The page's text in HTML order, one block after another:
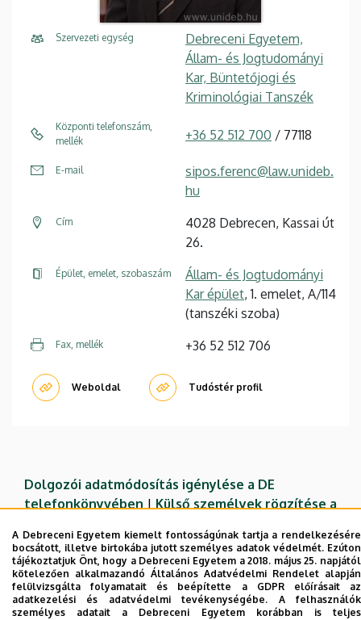
Szervezeti egység
Debreceni Egyetem,
Állam- és Jogtudományi
Kar, Büntetőjogi és
Kriminológiai Tanszék
Központi telefonszám,
mellék
+36 52 512 700 / 77118
E-mail
sipos.ferenc@law.unideb.
hu
Cím
4028 Debrecen, Kassai út
26.
Épület, emelet, szobaszám
Állam- és Jogtudományi
Kar épület, 1. emelet, A/114
(tanszéki szoba)
Fax, mellék +36 52 512 706
Weboldal Tudóstér profil
Dolgozói adatmódosítás igénylése a DE
telefonkönyvében|Külső személyek rögzítése a
A Debreceni Egyetem kiemelt fontosságúnak tartja a rendelkezésére
bocsátott, illetve birtokába jutott személyes adatok védelmét. Ezúton
tájékoztatjuk Önt, hogy a Debreceni Egyetem a 2018. május 25. napjától
kötelezően alkalmazandó Általános Adatvédelmi Rendelet alapján
felülvizsgálta folyamatait és beépítette a GDPR előírásait az
adatkezelési és adatvédelmi tevékenységébe. A felhasználók
személyes adatait a Debreceni Egyetem korábban is teljes